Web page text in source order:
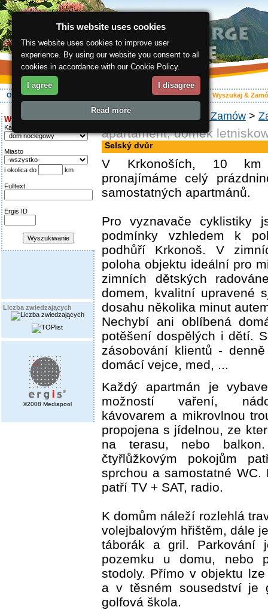
O regionie Aktywnie Zakwaterowanie Wyszukaj &
Wyszukiwanie:
Kategoria
Miasto
i okolica do km
Fulltext
Ergis ID
Liczba zwiedzających
©2008 Mediapool
ergis.cz Wyszukaj & Zamów >
apartament, domek
Selský dvůr
V Krkonoších, 10 km
pronajímáme celý
samostatných apartmánů.
Pro vyznavače cyklistiky
podmínky vzhledem k
podhůří Krkonoš. V
poloha objektu ideální pro
zimních dětských
domem, kvalitní upravené
dosahu několika minut
Nechybí ani oblíbená
potěšení dospělých i dětí.
zásobování klientů -
domácí vejce, med, ...
Každý apartmán je
možností vaření,
kávovarem a mikrovlnou
propojena s jídelnou, ze
na terasu, nebo
čtyřlůžkovým pokojům
sprchou a samostatné WC.
patří TV + SAT, radio.
K domům náleží rozlehlá
volejbalovým hřištěm, dále
táborák a gril. Parkování
pozemku u domu, nebo
stodoly. Přímo v objektu
a v těsném sousedství je
golfová škola.
This website uses cookies
This website uses cookies to improve user
experience. By using our website you consent to all
cookies in accordance with our Cookie Policy.
I agree I disagree
Read more